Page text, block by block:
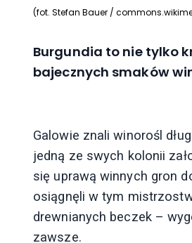
(fot. Stefan Bauer /
Burgundia to nie tylko
bajecznych smaków
Galowie znali winorośl
jedną ze swych kolonii
się uprawą winnych gron
osiągnęli w tym
drewnianych beczek –
zawsze.